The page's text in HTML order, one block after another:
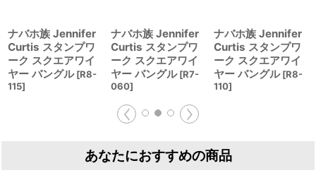
ナバホ族 Jennifer
Curtis スタンプワ
ーク スクエアワイ
ヤー バングル [R8-
115]
ナバホ族 Jennifer
Curtis スタンプワ
ーク スクエアワイ
ヤー バングル [R7-
060]
ナバホ族 Jennifer
Curtis スタンプワ
ーク スクエアワイ
ヤー バングル [R8-
110]
あなたにおすすめの商品